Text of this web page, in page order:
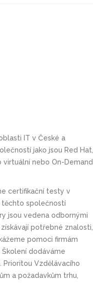
IT v České a
jako jsou Red Hat,
virtuální nebo On-Demand
certifikační testy v
těchto společností
jsou vedena odbornými
potřebné znalosti,
pomoci firmám
dodáváme
Prioritou Vzdělávacího
a požadavkům trhu,